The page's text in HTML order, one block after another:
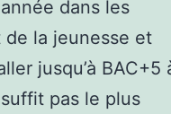
dans les
de la jeunesse et
jusqu’à BAC+5
pas le plus